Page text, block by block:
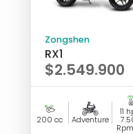
Zongshen
RX1
$2.549.900
200 cc Adventure
11